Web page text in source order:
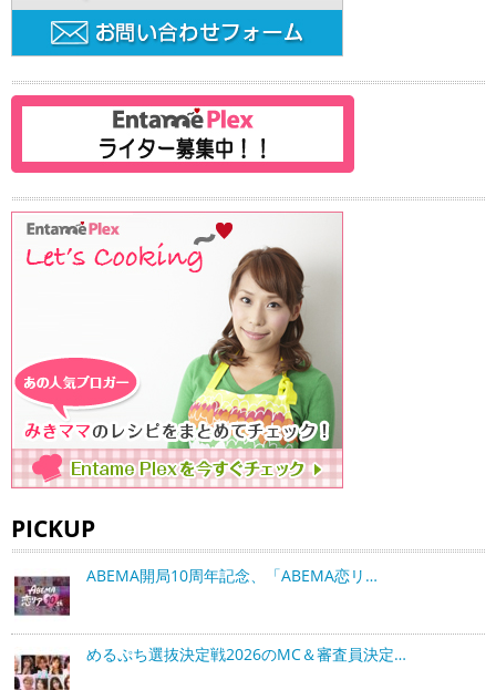
PICKUP
ABEMA開局10周年記念、「ABEMA恋リ…
めるぷち選抜決定戦2026のMC＆審査員決定…